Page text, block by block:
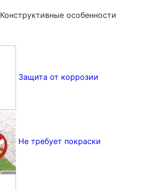
Конструктивные особенности
Защита от коррозии
Не требует покраски